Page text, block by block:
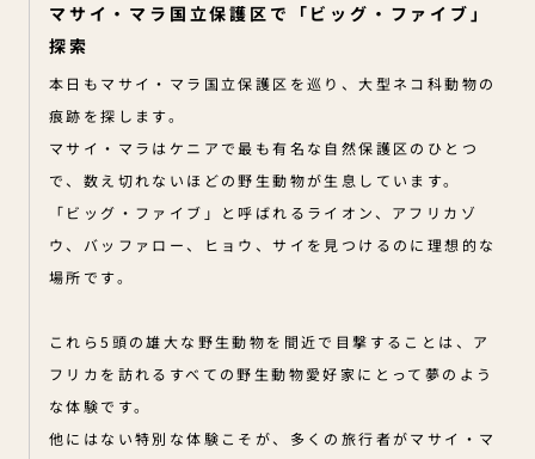
マサイ・マラ国立保護区で「ビッグ・ファイブ」
探索
本日もマサイ・マラ国立保護区を巡り、大型ネコ科動物の
痕跡を探します。
マサイ・マラはケニアで最も有名な自然保護区のひとつ
で、数え切れないほどの野生動物が生息しています。
「ビッグ・ファイブ」と呼ばれるライオン、アフリカゾ
ウ、バッファロー、ヒョウ、サイを見つけるのに理想的な
場所です。
これら5頭の雄大な野生動物を間近で目撃することは、ア
フリカを訪れるすべての野生動物愛好家にとって夢のよう
な体験です。
他にはない特別な体験こそが、多くの旅行者がマサイ・マ